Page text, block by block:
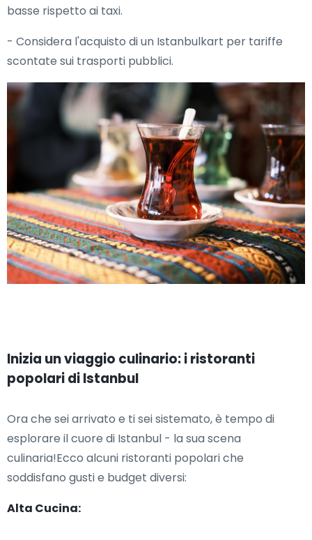
basse rispetto ai taxi.
- Considera l'acquisto di un Istanbulkart per tariffe
scontate sui trasporti pubblici.
Inizia un viaggio culinario: i ristoranti
popolari di Istanbul
Ora che sei arrivato e ti sei sistemato, è tempo di
esplorare il cuore di Istanbul - la sua scena
culinaria!Ecco alcuni ristoranti popolari che
soddisfano gusti e budget diversi:
Alta Cucina: